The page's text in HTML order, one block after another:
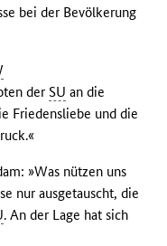
bei der Bevölkerung
derSU an die
Friedensliebe und die
»Was nützen uns
nur ausgetauscht, die
. An der Lage hat sich